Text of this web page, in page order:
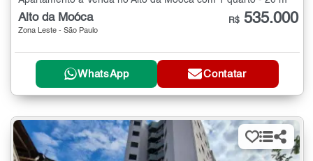
Alto da Moóca
Zona Leste - São Paulo
R$ 535.000
WhatsApp Contatar